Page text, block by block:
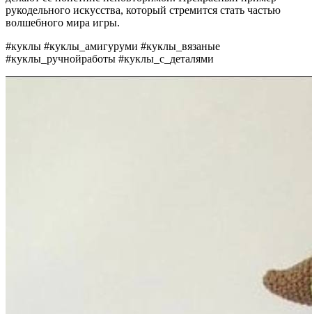
рукодельного искусства, который стремится стать частью
волшебного мира игры.
#куклы #куклы_амигуруми #куклы_вязаные
#куклы_ручнойработы #куклы_с_деталями